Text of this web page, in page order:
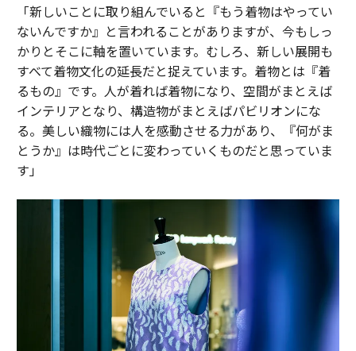
「新しいことに取り組んでいると『もう着物はやってい
ないんですか』と言われることがありますが、今もしっ
かりとそこに軸を置いています。むしろ、新しい展開も
すべて着物文化の延長だと捉えています。着物とは『着
るもの』です。人が着れば着物になり、空間がまとえば
インテリアとなり、構造物がまとえばパビリオンにな
る。美しい織物には人を感動させる力があり、『何がま
とうか』は時代ごとに変わっていくものだと思っていま
す」